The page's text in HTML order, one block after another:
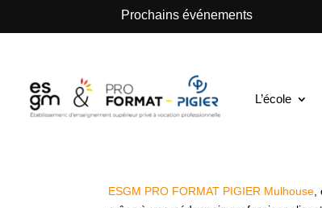
Prochains événements
L’école
Assistant de
alternance H/
ESGM PRO FORMAT PIGIER Mulhouse